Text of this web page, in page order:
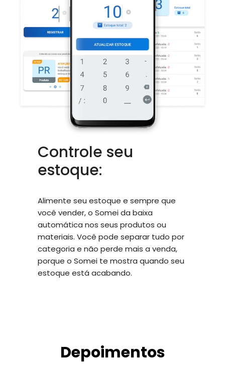
Controle seu
estoque:
Alimente seu estoque e sempre que
você vender, o Somei da baixa
automática nos seus produtos ou
materiais. Você pode separar tudo por
categoria e não perde mais a venda,
porque o Somei te mostra quando seu
estoque está acabando.
Depoimentos